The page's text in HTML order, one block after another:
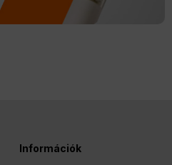
Információk